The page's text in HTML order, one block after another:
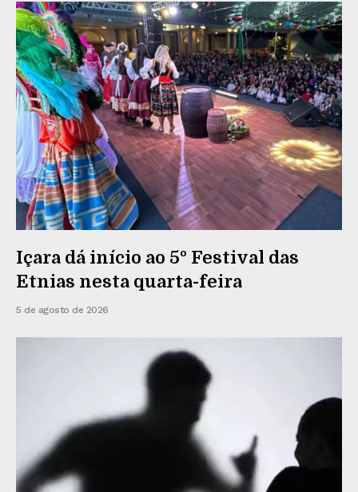
Içara dá início ao 5º Festival das
Etnias nesta quarta-feira
5 de agosto de 2026